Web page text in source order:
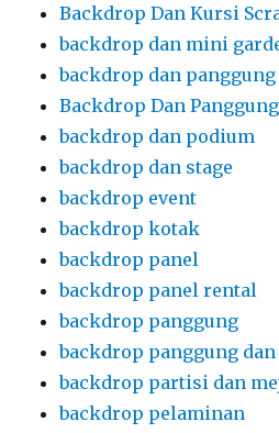
Backdrop Dan Kursi
backdrop dan mini
backdrop dan panggung
Backdrop Dan
backdrop dan podium
backdrop dan stage
backdrop event
backdrop kotak
backdrop panel
backdrop panel rental
backdrop panggung
backdrop panggung
backdrop partisi dan
backdrop pelaminan